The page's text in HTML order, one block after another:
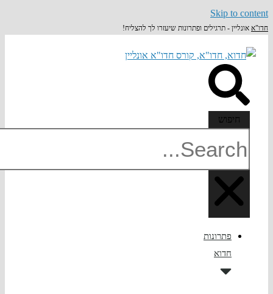
Skip to
- תרגילים ופתרונות שיעזרו לך להצליח!
פתרונות